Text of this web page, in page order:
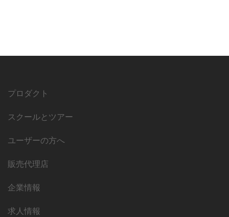
プロダクト
スクールとツアー
ユーザーの方へ
販売代理店
企業情報
求人情報